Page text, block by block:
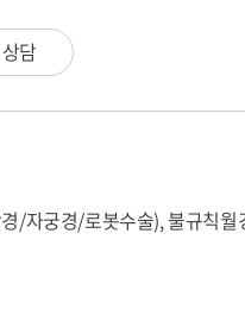
담
/자궁경/로봇수술), 불규칙